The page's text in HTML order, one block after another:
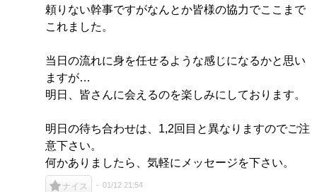
頼りない幹事ですがなんとか皆様の協力でここまで
これました。
当日の流れに身を任せるような感じになるかと思い
ますが…
明日、皆さんに会えるのを楽しみにしております。
明日の待ち合わせは、1,2回目と異なりますのでご注
意下さい。
何かありましたら、気軽にメッセージを下さい。
ナイス 01/12 21:54